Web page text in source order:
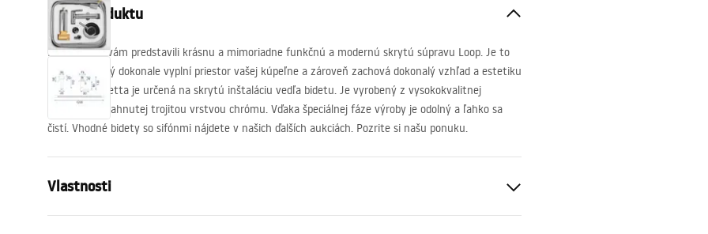
Popis produktu
Radi by sme vám predstavili krásnu a mimoriadne funkčnú a modernú skrytú súpravu Loop. Je to
výrobok, ktorý dokonale vyplní priestor vašej kúpeľne a zároveň zachová dokonalý vzhľad a estetiku
interiéru. Bidetta je určená na skrytú inštaláciu vedľa bidetu. Je vyrobený z vysokokvalitnej
mosadze potiahnutej trojitou vrstvou chrómu. Vďaka špeciálnej fáze výroby je odolný a ľahko sa
čistí. Vhodné bidety so sifónmi nájdete v našich ďalších aukciách. Pozrite si našu ponuku.
Vlastnosti